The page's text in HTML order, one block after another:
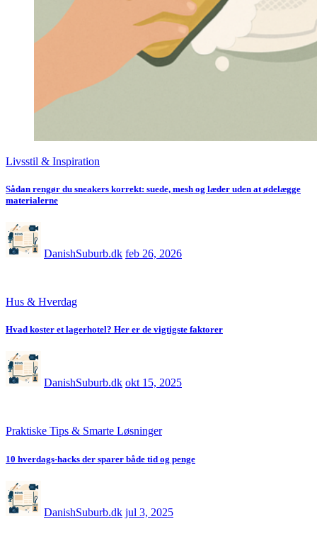
Livsstil & Inspiration
Sådan rengør du sneakers korrekt: suede, mesh og læder uden at ødelægge
materialerne
DanishSuburb.dk feb 26, 2026
Hus & Hverdag
Hvad koster et lagerhotel? Her er de vigtigste faktorer
DanishSuburb.dk okt 15, 2025
Praktiske Tips & Smarte Løsninger
10 hverdags-hacks der sparer både tid og penge
DanishSuburb.dk jul 3, 2025